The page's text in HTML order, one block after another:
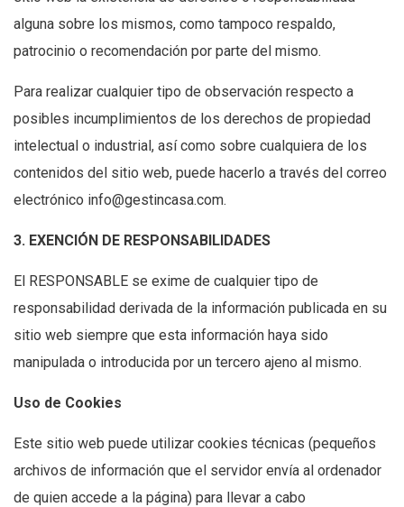
alguna sobre los mismos, como tampoco respaldo,
patrocinio o recomendación por parte del mismo.
Para realizar cualquier tipo de observación respecto a
posibles incumplimientos de los derechos de propiedad
intelectual o industrial, así como sobre cualquiera de los
contenidos del sitio web, puede hacerlo a través del correo
electrónico info@gestincasa.com.
3. EXENCIÓN DE RESPONSABILIDADES
El RESPONSABLE se exime de cualquier tipo de
responsabilidad derivada de la información publicada en su
sitio web siempre que esta información haya sido
manipulada o introducida por un tercero ajeno al mismo.
Uso de Cookies
Este sitio web puede utilizar cookies técnicas (pequeños
archivos de información que el servidor envía al ordenador
de quien accede a la página) para llevar a cabo